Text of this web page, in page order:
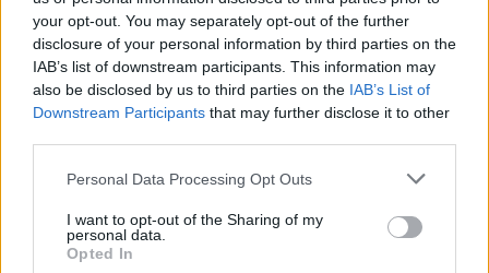
your opt-out. You may separately opt-out of the further
disclosure of your personal information by third parties on the
IAB’s list of downstream participants. This information may
also be disclosed by us to third parties on the IAB’s List of
Downstream Participants that may further disclose it to other
Personal Data Processing Opt Outs
I want to opt-out of the Sharing of my
personal data.
Opted In